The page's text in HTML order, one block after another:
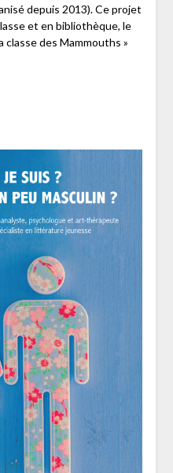
depuis 2013). Ce projet
et en bibliothèque, le
classe des Mammouths »